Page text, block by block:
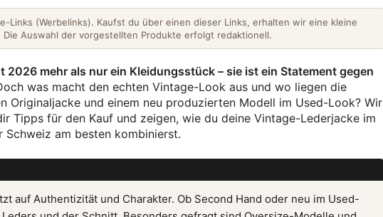
Links (Werbelinks). Kaufst du über einen dieser Links, erhalten wir eine kleine
Auswahl der vorgestellten Produkte erfolgt redaktionell.
2026 mehr als nur ein Kleidungsstück – sie ist ein Statement gegen
was macht den echten Vintage-Look aus und wo liegen die
Originaljacke und einem neu produzierten Modell im Used-Look? Wir
Tipps für den Kauf und zeigen, wie du deine Vintage-Lederjacke im
am besten kombinierst.
auf Authentizität und Charakter. Ob Second Hand oder neu im Used-